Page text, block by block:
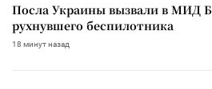
Посла Украины вызвали в МИД
рухнувшего беспилотника
18 минут назад